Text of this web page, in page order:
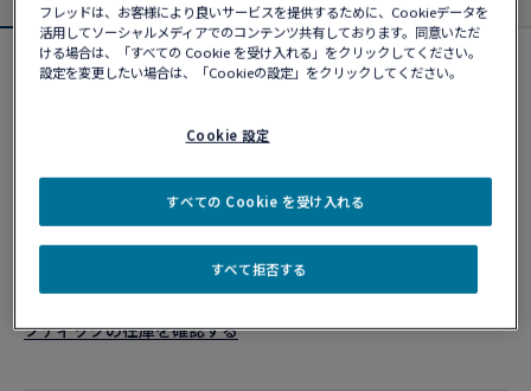
フォース10ブレスレット
カスタマイズ
ショッピングバッグに追加
10営業日以内に発送
ブティックの在庫を確認する​
フレッドは、お客様により良いサービスを提供するために、Cookieデータを
活用してソーシャルメディアでのコンテンツ共有しております。同意いただ
ける場合は、「すべての Cookie を受け入れる」をクリックしてください。
設定を変更したい場合は、「Cookieの設定」をクリックしてください。
Cookie 設定
すべて拒否する
すべての Cookie を受け入れる